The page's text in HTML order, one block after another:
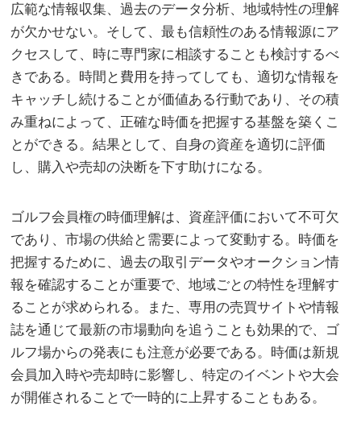
広範な情報収集、過去のデータ分析、地域特性の理解
が欠かせない。そして、最も信頼性のある情報源にア
クセスして、時に専門家に相談することも検討するべ
きである。時間と費用を持ってしても、適切な情報を
キャッチし続けることが価値ある行動であり、その積
み重ねによって、正確な時価を把握する基盤を築くこ
とができる。結果として、自身の資産を適切に評価
し、購入や売却の決断を下す助けになる。
ゴルフ会員権の時価理解は、資産評価において不可欠
であり、市場の供給と需要によって変動する。時価を
把握するために、過去の取引データやオークション情
報を確認することが重要で、地域ごとの特性を理解す
ることが求められる。また、専用の売買サイトや情報
誌を通じて最新の市場動向を追うことも効果的で、ゴ
ルフ場からの発表にも注意が必要である。時価は新規
会員加入時や売却時に影響し、特定のイベントや大会
が開催されることで一時的に上昇することもある。